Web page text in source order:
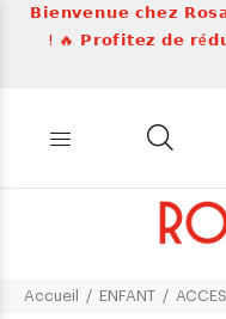
𝗕𝗶𝗲𝗻𝘃𝗲𝗻𝘂𝗲 𝗰𝗵𝗲𝘇
! 🔥 𝗣𝗿𝗼𝗳𝗶𝘁𝗲𝘇 𝗱𝗲
Accueil ENFANT